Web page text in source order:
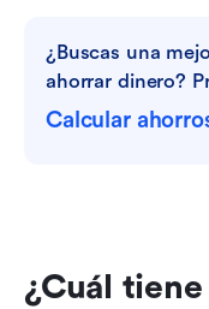
¿Buscas una
ahorrar dinero?
Calcular
¿Cuál